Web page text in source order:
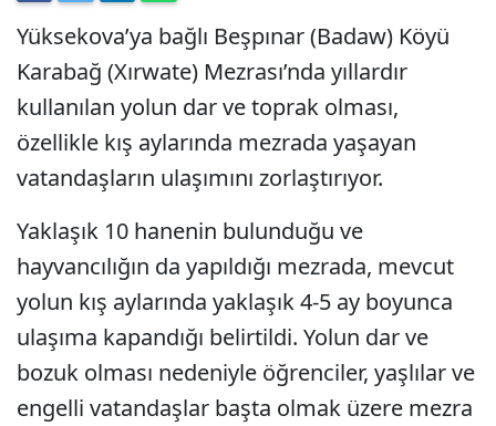
Yüksekova’ya bağlı Beşpınar (Badaw) Köyü
Karabağ (Xırwate) Mezrası’nda yıllardır
kullanılan yolun dar ve toprak olması,
özellikle kış aylarında mezrada yaşayan
vatandaşların ulaşımını zorlaştırıyor.
Yaklaşık 10 hanenin bulunduğu ve
hayvancılığın da yapıldığı mezrada, mevcut
yolun kış aylarında yaklaşık 4-5 ay boyunca
ulaşıma kapandığı belirtildi. Yolun dar ve
bozuk olması nedeniyle öğrenciler, yaşlılar ve
engelli vatandaşlar başta olmak üzere mezra